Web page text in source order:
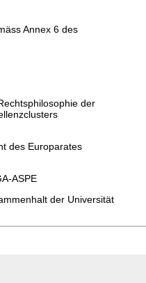
Annex 6 des
der
des Europarates
ASPE
der Universität